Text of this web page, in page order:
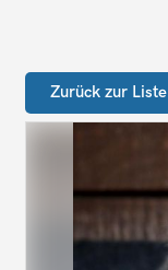
Zurück zur Liste